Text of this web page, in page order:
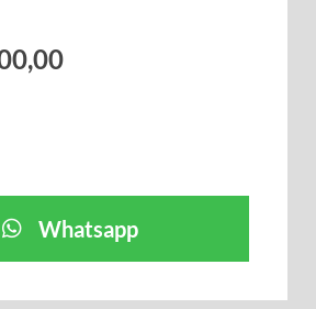
Whatsapp